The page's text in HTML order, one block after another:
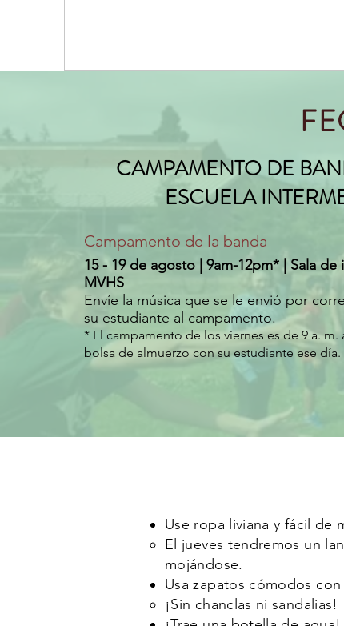
CAMPAMENTO DE
ESCUELA
Campamento de la banda
15 - 19 de agosto | 9am-12pm* | Sala
MVHS
Envíe la música que se le envió por
su estudiante al campamento.
* El campamento de los viernes es de 9 a. m.
bolsa de almuerzo con su estudiante ese día.
Use ropa liviana y fácil de
El jueves tendremos un
mojándose.​
Usa zapatos cómodos
¡Sin chanclas ni